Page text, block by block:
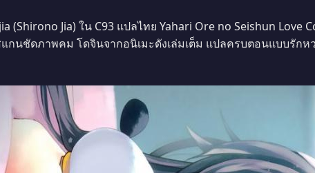
(Shirono Jia) ใน C93 แปลไทย Yahari Ore no Seishun
กนชัดภาพคม โดจินจากอนิเมะดังเล่มเต็ม แปลครบตอนแบบรัก